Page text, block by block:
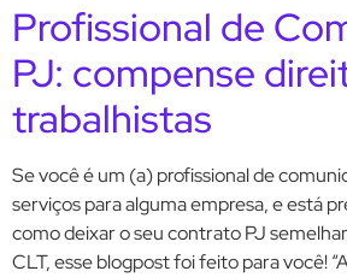
Profissional de
PJ: compense
trabalhistas
Se você é um (a) profissional de
serviços para alguma empresa, e está
como deixar o seu contrato PJ
CLT, esse blogpost foi feito para você!